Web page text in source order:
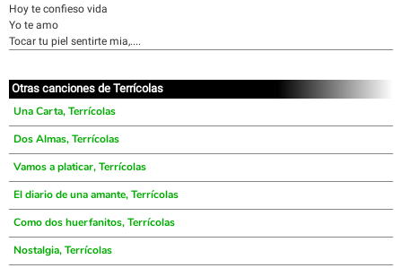
Hoy te confieso vida
Yo te amo
Tocar tu piel sentirte mia,....
Otras canciones de Terrícolas
Una Carta, Terrícolas
Dos Almas, Terrícolas
Vamos a platicar, Terrícolas
El diario de una amante, Terrícolas
Como dos huerfanitos, Terrícolas
Nostalgia, Terrícolas